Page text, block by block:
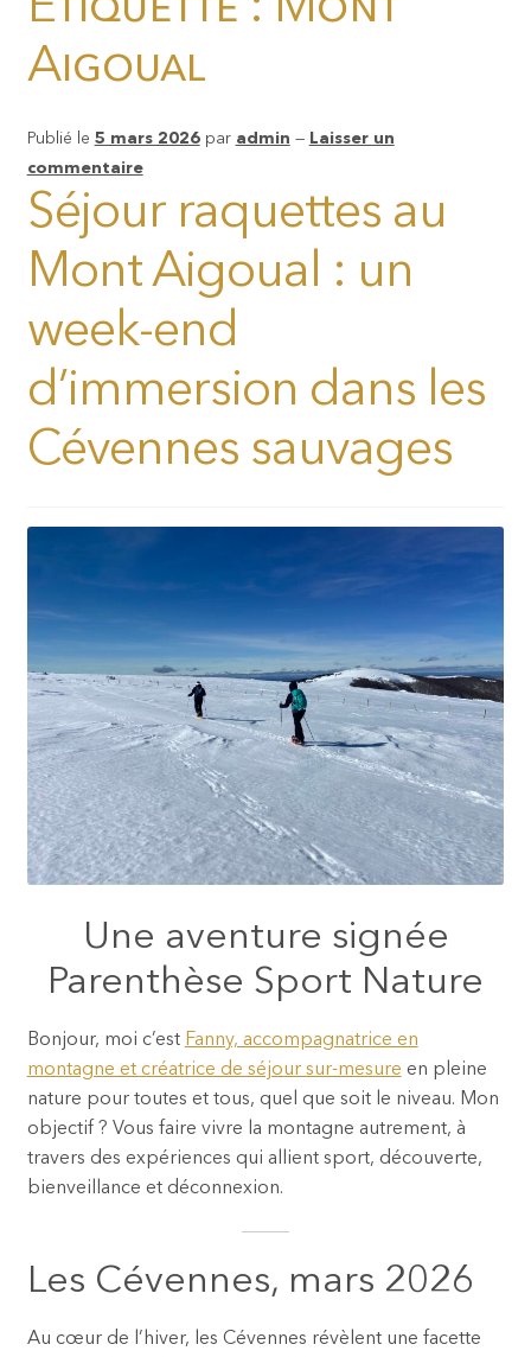
Aigoual
Publié le 5 mars 2026 par admin — Laisser un
commentaire
Séjour raquettes au
Mont Aigoual : un
week-end
d’immersion dans les
Cévennes sauvages
Une aventure signée
Parenthèse Sport Nature
Bonjour, moi c’est Fanny, accompagnatrice en
montagne et créatrice de séjour sur-mesure en pleine
nature pour toutes et tous, quel que soit le niveau. Mon
objectif ? Vous faire vivre la montagne autrement, à
travers des expériences qui allient sport, découverte,
bienveillance et déconnexion.
Les Cévennes, mars 2026
Au cœur de l’hiver, les Cévennes révèlent une facette